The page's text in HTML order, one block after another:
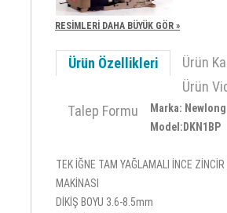
RESİMLERİ DAHA BÜYÜK GÖR »
Ürün Özellikleri
Ürün
Ürün
Talep Formu
Marka: Newlong
Model:DKN1BP
TEK İĞNE TAM YAĞLAMALI İNCE ZİNCİR
MAKİNASI
DİKİŞ BOYU 3.6-8.5mm